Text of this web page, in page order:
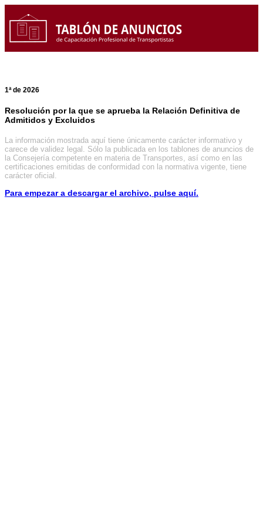
1ª de 2026
Resolución por la que se aprueba la Relación Definitiva de
Admitidos y Excluidos
La información mostrada aquí tiene únicamente carácter informativo y
carece de validez legal. Sólo la publicada en los tablones de anuncios de
la Consejería competente en materia de Transportes, así como en las
certificaciones emitidas de conformidad con la normativa vigente, tiene
carácter oficial.
Para empezar a descargar el archivo, pulse aquí.